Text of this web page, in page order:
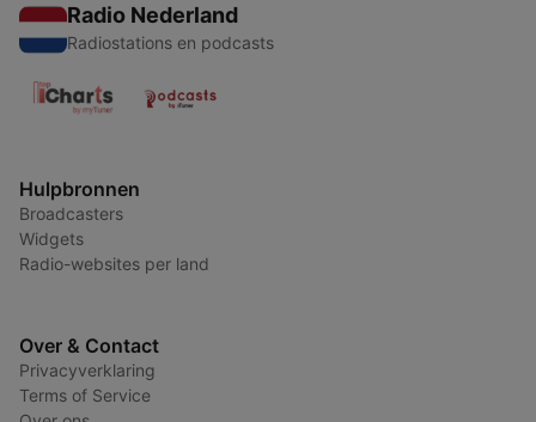
Radio Nederland
Radiostations en podcasts
Hulpbronnen
Broadcasters
Widgets
Radio-websites per land
Over & Contact
Privacyverklaring
Terms of Service